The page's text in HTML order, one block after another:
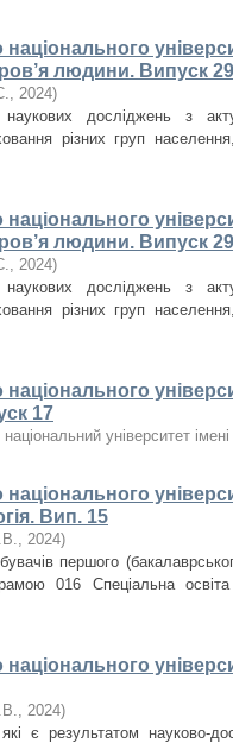
людини. Випуск
, 2024)
наукових досліджень з
різних груп населення,
людини. Випуск
, 2024)
наукових досліджень з
різних груп населення,
17
університет
Вип. 15
, 2024)
першого
016 Спеціальна
, 2024)
є результатом науково-